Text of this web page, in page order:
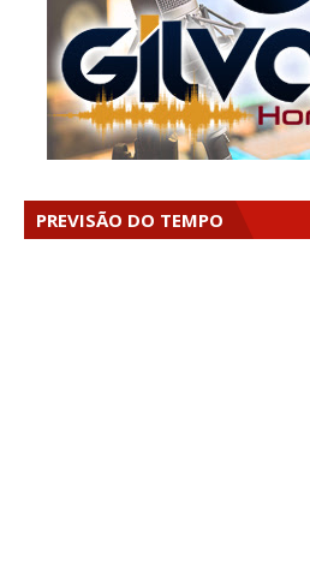
PREVISÃO DO TEMPO